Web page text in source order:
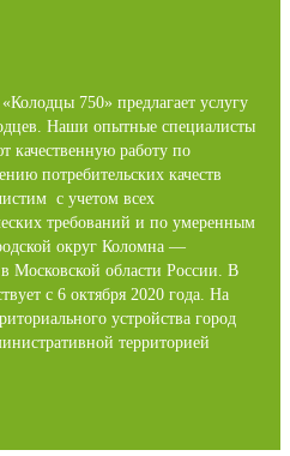
750» предлагает услугу
Наши опытные специалисты
качественную работу по
потребительских качеств
с учетом всех
требований и по умеренным
округ Коломна —
Московской области России. В
с 6 октября 2020 года. На
устройства город
территорией